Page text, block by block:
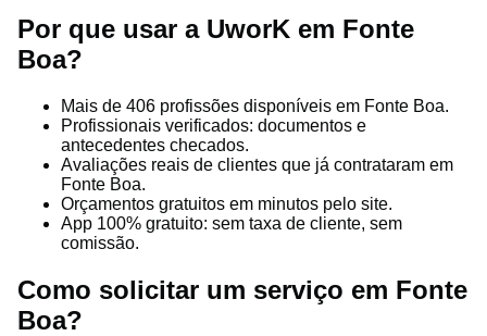
Por que usar a UworK em Fonte
Boa?
Mais de 406 profissões disponíveis em Fonte Boa.
Profissionais verificados: documentos e
antecedentes checados.
Avaliações reais de clientes que já contrataram em
Fonte Boa.
Orçamentos gratuitos em minutos pelo site.
App 100% gratuito: sem taxa de cliente, sem
comissão.
Como solicitar um serviço em Fonte
Boa?